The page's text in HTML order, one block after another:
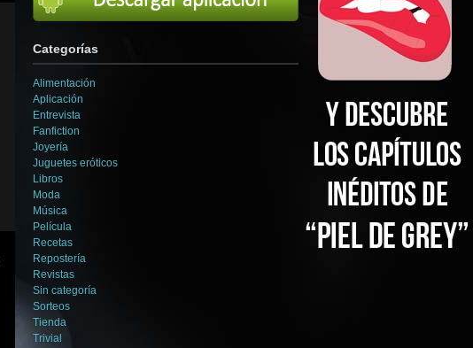
Categorías
Alimentación
Aplicación
Entrevista
Fanfiction
Joyería
Juguetes eróticos
Libros
Moda
Música
Película
Recetas
Repostería
Revistas
Sin categoría
Sorteos
Tienda
Trivial